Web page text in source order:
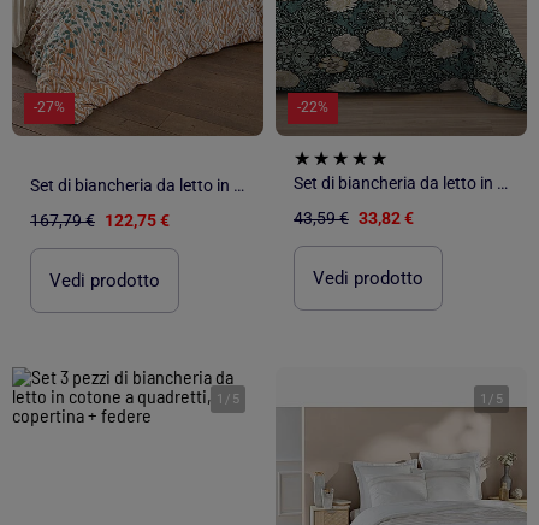
-27%
Set di biancheria da letto in cotone con federe a motivi floreali stilizzati
167,79 € 122,75 €
Vedi prodotto
-22%
Set di biancheria da letto in cotone floreale 3 pezzi
43,59 € 33,82 €
Vedi prodotto
1 / 5 1 / 5